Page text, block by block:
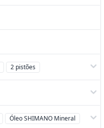
2 pistões
Óleo SHIMANO Mineral